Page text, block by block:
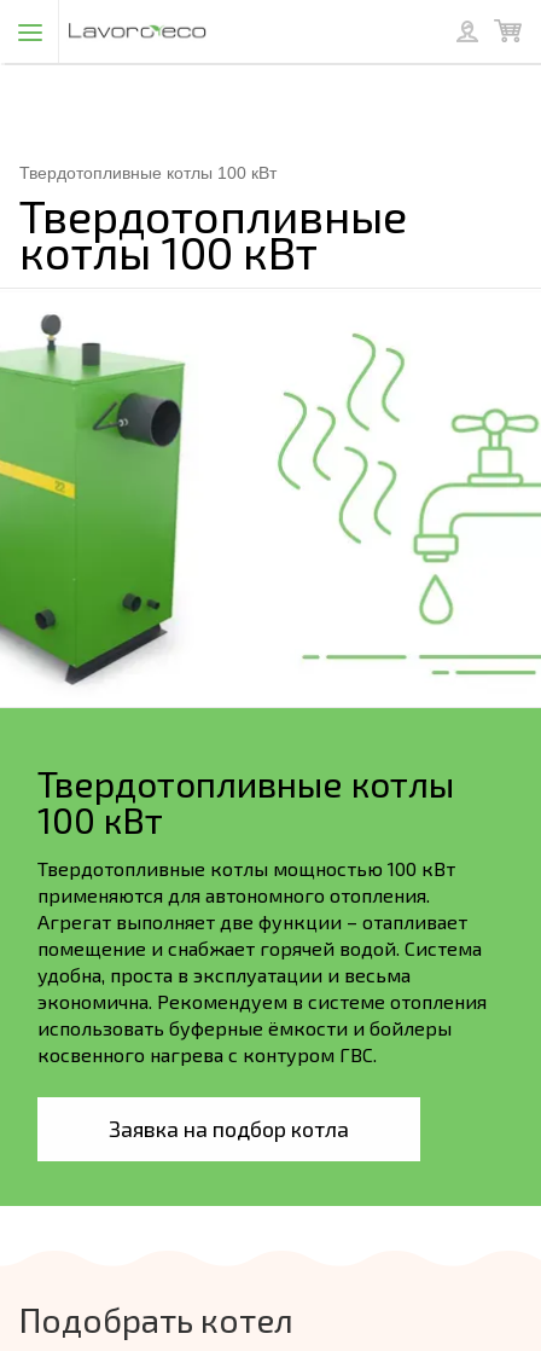
Твердотопливные котлы 100 кВт
Твердотопливные
котлы 100 кВт
Твердотопливные котлы
100 кВт
Твердотопливные котлы мощностью 100 кВт
применяются для автономного отопления.
Агрегат выполняет две функции – отапливает
помещение и снабжает горячей водой. Система
удобна, проста в эксплуатации и весьма
экономична. Рекомендуем в системе отопления
использовать буферные ёмкости и бойлеры
косвенного нагрева с контуром ГВС.
Заявка на подбор котла
Подобрать котел